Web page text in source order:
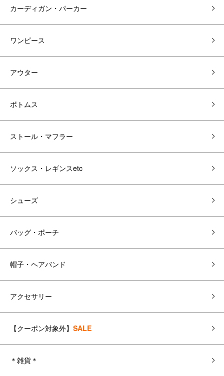
カーディガン・パーカー
ワンピース
アウター
ボトムス
ストール・マフラー
ソックス・レギンスetc
シューズ
バッグ・ポーチ
帽子・ヘアバンド
アクセサリー
【クーポン対象外】 SALE
＊雑貨＊